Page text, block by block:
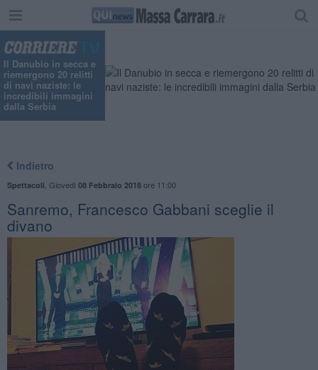
Il Danubio in secca e
riemergono 20 relitti
di navi naziste: le
incredibili immagini
dalla Serbia
Indietro
Spettacoli Giovedì 08 Febbraio 2018ore 11:00
Sanremo, Francesco Gabbani sceglie il
divano